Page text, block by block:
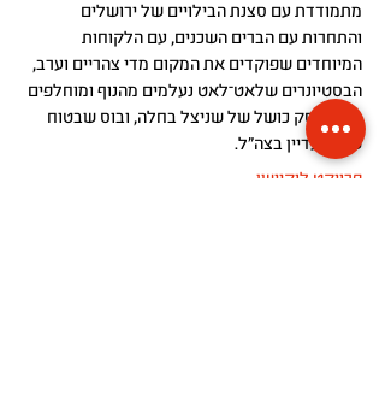
מתמודדת עם סצנת הבילויים של ירושלים
והתחרות עם הברים השכנים, עם הלקוחות
המיוחדים שפוקדים את המקום מדי צהריים וערב,
הבסטיונרים שלאט־לאט נעלמים מהנוף ומוחלפים
בעוד עסק כושל של שניצל בחלה, ובוס שבטוח
שהוא עדיין בצה"ל.
פרויקט לוקיישן